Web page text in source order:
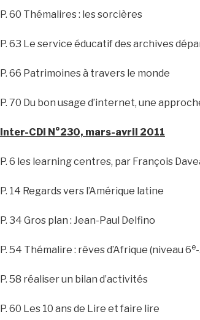
P. 60 Thémalires : les sorcières
P. 63 Le service éducatif des archives
P. 66 Patrimoines à travers le monde
P. 70 Du bon usage d’internet, une
Inter-CDI N°230, mars-avril 2011
P. 6 les learning centres, par François
P. 14 Regards vers l’Amérique latine
P. 34 Gros plan : Jean-Paul Delfino
P. 54 Thémalire : rêves d’Afrique (niveau 6e
P. 58 réaliser un bilan d’activités
P. 60 Les 10 ans de Lire et faire lire